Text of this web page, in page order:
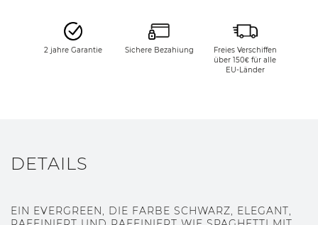
2 jahre Garantie Sichere Bezahiung
Freies Verschiffen
über 150€ für alle
EU-Länder
DETAILS
EIN EVERGREEN, DIE FARBE SCHWARZ, ELEGANT,